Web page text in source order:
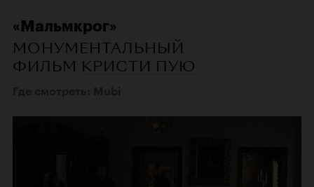
«Мальмкрог»
МОНУМЕНТАЛЬНЫЙ
ФИЛЬМ КРИСТИ ПУЮ